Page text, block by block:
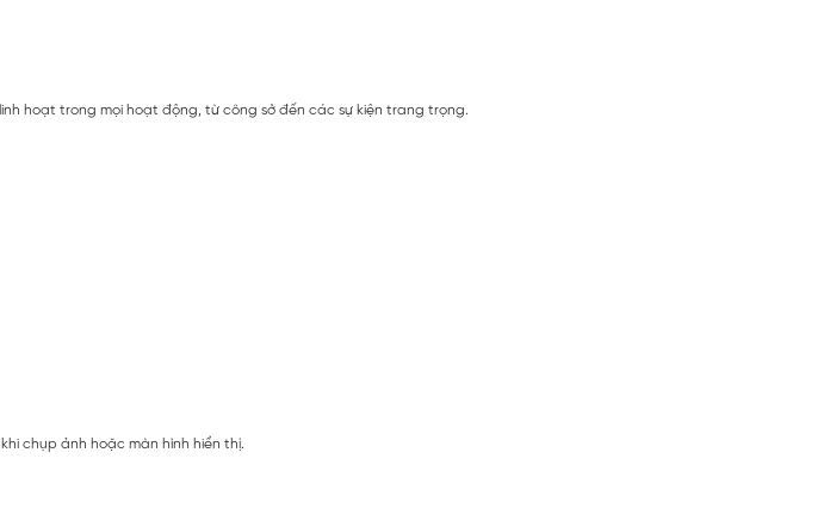
hoạt trong mọi hoạt động, từ công sở đến các sự kiện trang trọng.
chụp ảnh hoặc màn hình hiển thị.